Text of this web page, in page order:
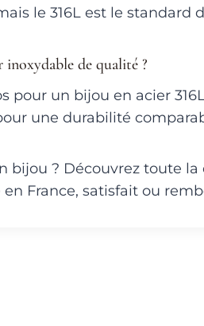
le 316L est le
de qualité ?
pour un bijou en acier
une durabilité
bijou ? Découvrez toute
France, satisfait ou